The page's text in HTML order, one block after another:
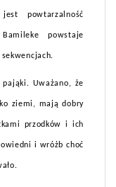
powtarzalność
powstaje
Uważano, że
ziemi, mają dobry
przodków i ich
i wróżb choć